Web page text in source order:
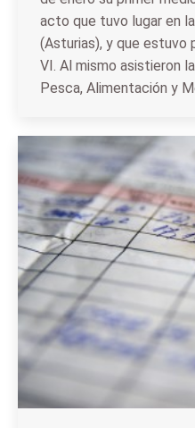
acto que tuvo lugar en
(Asturias), y que estuvo
VI. Al mismo asistieron
Pesca, Alimentación y